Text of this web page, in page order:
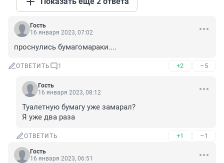
Гость
16 января 2023, 07:02
проснулись бумагомараки....
ОТВЕТИТЬ 1 +2 –5
Гость
16 января 2023, 08:12
Туалетную бумагу уже замарал?
Я уже два раза
ОТВЕТИТЬ +1 –1
Гость
16 января 2023, 06:51